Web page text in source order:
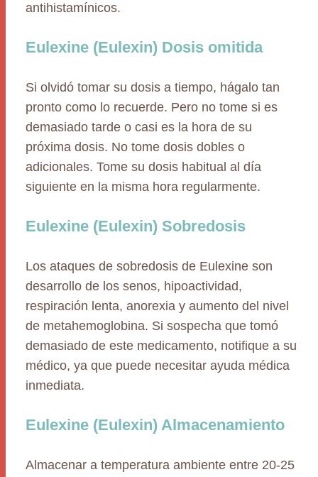
antihistamínicos.
Eulexine (Eulexin) Dosis omitida
Si olvidó tomar su dosis a tiempo, hágalo tan
pronto como lo recuerde. Pero no tome si es
demasiado tarde o casi es la hora de su
próxima dosis. No tome dosis dobles o
adicionales. Tome su dosis habitual al día
siguiente en la misma hora regularmente.
Eulexine (Eulexin) Sobredosis
Los ataques de sobredosis de Eulexine son
desarrollo de los senos, hipoactividad,
respiración lenta, anorexia y aumento del nivel
de metahemoglobina. Si sospecha que tomó
demasiado de este medicamento, notifique a su
médico, ya que puede necesitar ayuda médica
inmediata.
Eulexine (Eulexin) Almacenamiento
Almacenar a temperatura ambiente entre 20-25